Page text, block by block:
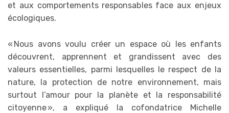
et aux comportements responsables face aux enjeux
écologiques.
« Nous avons voulu créer un espace où les enfants
découvrent, apprennent et grandissent avec des
valeurs essentielles, parmi lesquelles le respect de la
nature, la protection de notre environnement, mais
surtout l’amour pour la planète et la responsabilité
citoyenne », a expliqué la cofondatrice Michelle